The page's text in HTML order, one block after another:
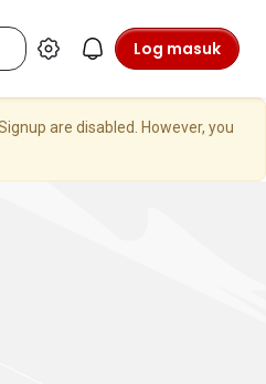
Log masuk
are disabled. However, you